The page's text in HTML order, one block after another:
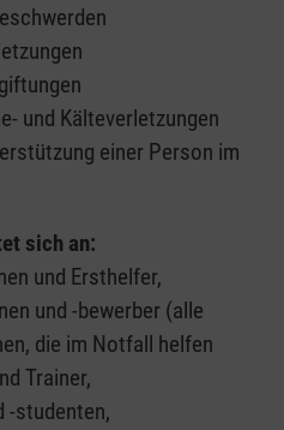
und Kälteverletzungen
einer Person im
sich an:
und Ersthelfer,
und -bewerber (alle
die im Notfall helfen
Trainer,
-studenten,